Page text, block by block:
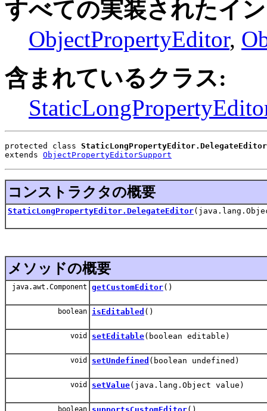
すべての実装されたイ
ObjectPropertyEditor,
含まれているクラス:
protected class StaticLongPropertyEditor.DelegateEditor
extends ObjectPropertyEditorSupport
コンストラクタの概要
StaticLongPropertyEditor.DelegateEditor
メソッドの概要
java.awt.Component getCustomEditor()
boolean isEditabled ()
void setEditable(boolean editable)
void setUndefined (boolean undefined)
void setValue(java.lang.Object value)
boolean